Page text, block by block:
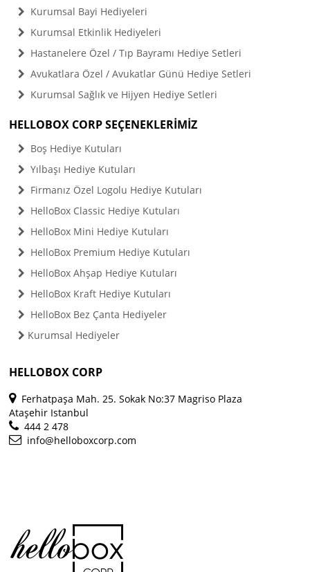
Kurumsal Bayi Hediyeleri
Kurumsal Etkinlik Hediyeleri
Hastanelere Özel / Tıp Bayramı Hediye Setleri
Avukatlara Özel / Avukatlar Günü Hediye Setleri
Kurumsal Sağlık ve Hijyen Hediye Setleri
HELLOBOX CORP SEÇENEKLERİMİZ
Boş Hediye Kutuları
Yılbaşı Hediye Kutuları
Firmanız Özel Logolu Hediye Kutuları
HelloBox Classic Hediye Kutuları
HelloBox Mini Hediye Kutuları
HelloBox Premium Hediye Kutuları
HelloBox Ahşap Hediye Kutuları
HelloBox Kraft Hediye Kutuları
HelloBox Bez Çanta Hediyeler
Kurumsal Hediyeler
HELLOBOX CORP
Ferhatpaşa Mah. 25. Sokak No:37 Magriso Plaza
Ataşehir Istanbul
444 2 478
info@helloboxcorp.com